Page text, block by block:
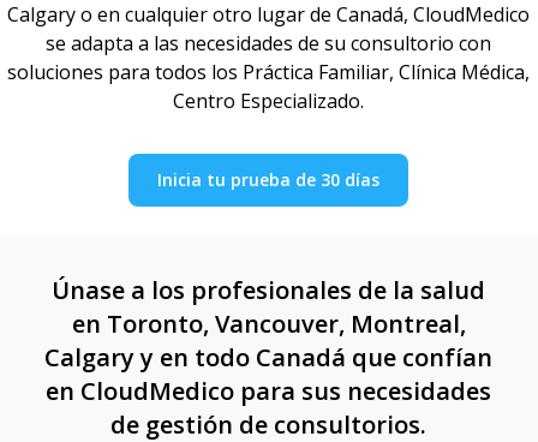
Calgary o en cualquier otro lugar de Canadá, CloudMedico
se adapta a las necesidades de su consultorio con
soluciones para todos los Práctica Familiar, Clínica Médica,
Centro Especializado.
Inicia tu prueba de 30 días
Únase a los profesionales de la salud
en Toronto, Vancouver, Montreal,
Calgary y en todo Canadá que confían
en CloudMedico para sus necesidades
de gestión de consultorios.